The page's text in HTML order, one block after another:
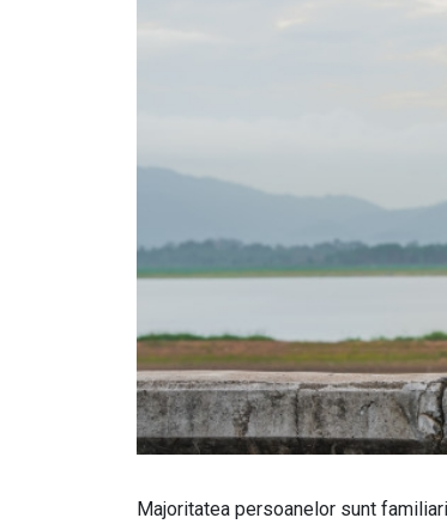
Majoritatea persoanelor sunt